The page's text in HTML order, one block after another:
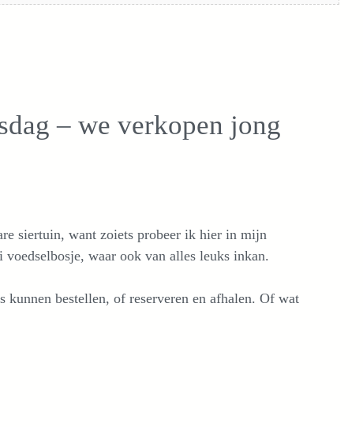
– we verkopen jong
siertuin, want zoiets probeer ik hier in mijn
waar ook van alles leuks inkan.
kunnen bestellen, of reserveren en afhalen. Of wat